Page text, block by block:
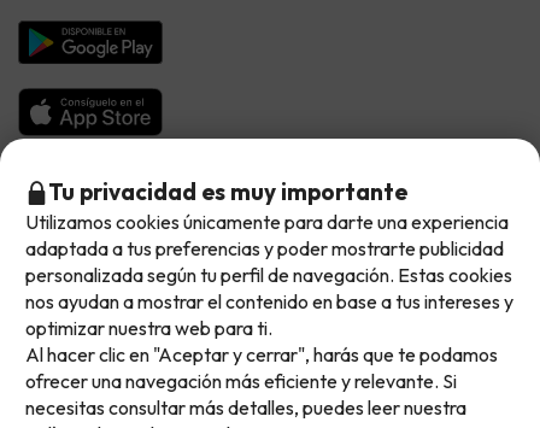
No llegas tarde: llegas al siguiente.
Este chollo ya ha caducado, pero cada día lanzamos
nuevas oportunidades para viajar mejor y pagar
menos.
Apúntate y que el próximo no se te escape.
Pon tu mejor e-mail
Hoteles Salou
Chollos en la playa
Chollos con Vuelo Incluido
Hoteles con toboganes
Selección de la Newsletter
Los favoritos de nuestros clientes
Vacaciones en Octubre
Vacaciones en Noviembre
Métodos de pago disponibles
Condiciones generales
Privacidad datos
Tu privacidad es muy importante
Utilizamos cookies únicamente para darte una experiencia
adaptada a tus preferencias y poder mostrarte publicidad
personalizada según tu perfil de navegación. Estas cookies
nos ayudan a mostrar el contenido en base a tus intereses y
optimizar nuestra web para ti.
Al hacer clic en "Aceptar y cerrar", harás que te podamos
ofrecer una navegación más eficiente y relevante. Si
necesitas consultar más detalles, puedes leer nuestra